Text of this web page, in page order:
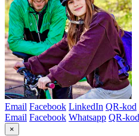
Email Facebook LinkedIn QR-kod
Email Facebook Whatsapp QR-kod
×